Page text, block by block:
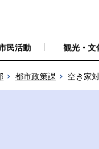
民活動 観光・文
都市政策課 空き家